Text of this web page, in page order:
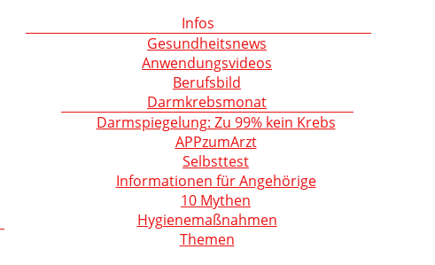
Infos
Gesundheitsnews
Anwendungsvideos
Berufsbild
Darmkrebsmonat
Darmspiegelung: Zu 99% kein Krebs
APPzumArzt
Selbsttest
Informationen für Angehörige
10 Mythen
Hygienemaßnahmen
Themen